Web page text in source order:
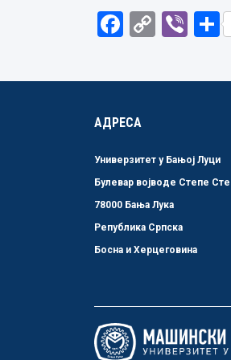
Facebook
Copy
АДРЕСА
Универзитет у Бањој Луци
Булевар војводе Степе
78000 Бања Лука
Република Српска
Босна и Херцеговина